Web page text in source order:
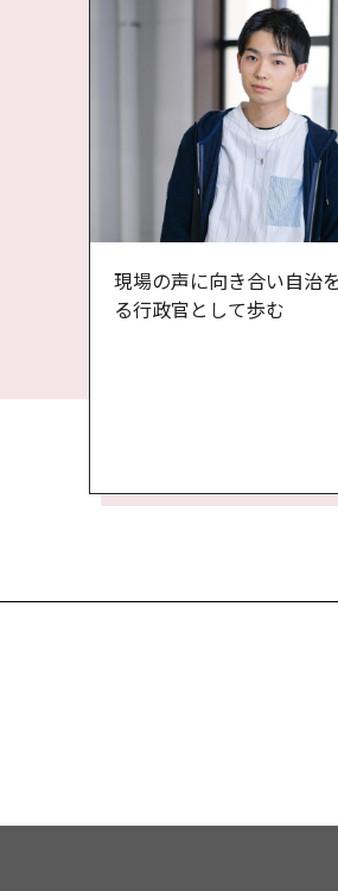
現場の声に向き合い自治
る行政官として歩む